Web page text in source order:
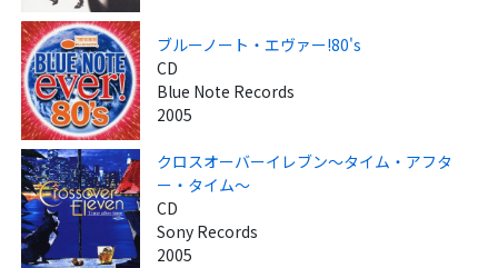
ブルーノート・エヴァー!80's
CD
Blue Note Records
2005
クロスオーバーイレブン～タイム・アフタ
ー・タイム～
CD
Sony Records
2005